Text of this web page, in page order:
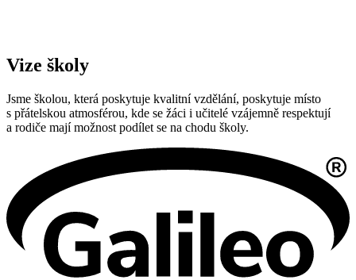
Vize školy
Jsme školou, která poskytuje kvalitní vzdělání, poskytuje místo
s přátelskou atmosférou, kde se žáci i učitelé vzájemně respektují
a rodiče mají možnost podílet se na chodu školy.